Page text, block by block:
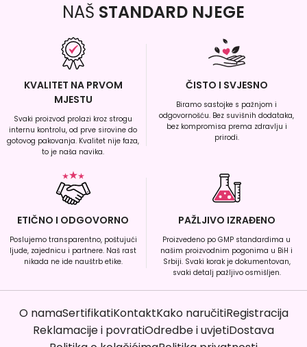
NAŠ STANDARD NJEGE
KVALITET NA PRVOM
MJESTU
Svaki proizvod prolazi kroz strogu
internu kontrolu, od prve sirovine do
gotovog pakovanja. Kvalitet nije faza,
to je naša navika.
ČISTO I SVJESNO
Biramo sastojke s pažnjom i
odgovornošću. Bez suvišnih dodataka,
bez kompromisa prema zdravlju i
prirodi.
ETIČNO I ODGOVORNO
Poslujemo transparentno, poštujući
ljude, zajednicu i partnere. Naš rast
nikada ne ide nauštrb etike.
PAŽLJIVO IZRAĐENO
Proizvedeno po GMP standardima u
našim proizvodnim pogonima u BiH i
Srbiji. Svaki korak je dokumentovan,
svaki detalj pažljivo osmišljen.
O namaSertifikatiKontaktKako naručitiRegistracija
Reklamacije i povratiOdredbe i uvjetiDostava